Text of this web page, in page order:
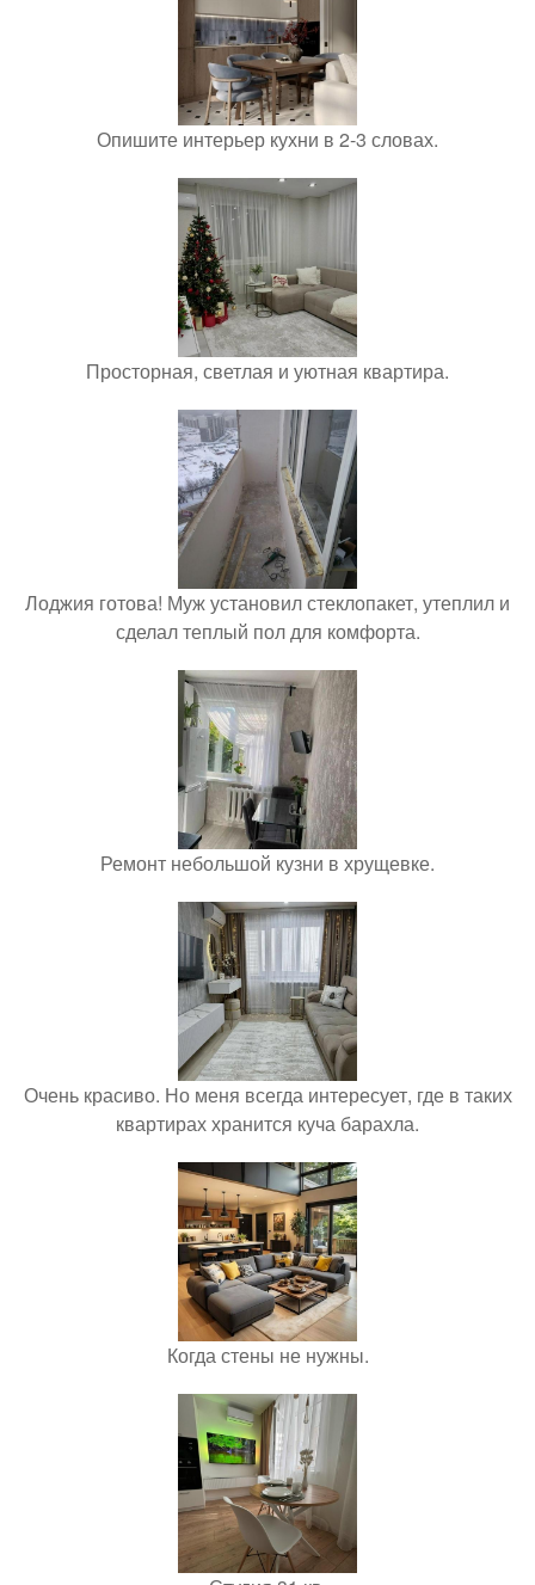
Опишите интерьер кухни в 2-3 словах.
Просторная, светлая и уютная квартира.
Лоджия готова! Муж установил стеклопакет, утеплил и
сделал теплый пол для комфорта.
Ремонт небольшой кузни в хрущевке.
Очень красиво. Но меня всегда интересует, где в таких
квартирах хранится куча барахла.
Когда стены не нужны.